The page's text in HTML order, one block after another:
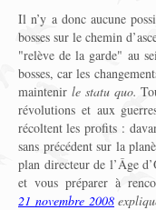
Il n’y a donc aucune
bosses sur le chemin
"relève de la garde" au
bosses, car les
maintenir le statu quo.
révolutions et aux
récoltent les profits :
sans précédent sur la
plan directeur de l’Âge
et vous préparer à
21 novembre 2008